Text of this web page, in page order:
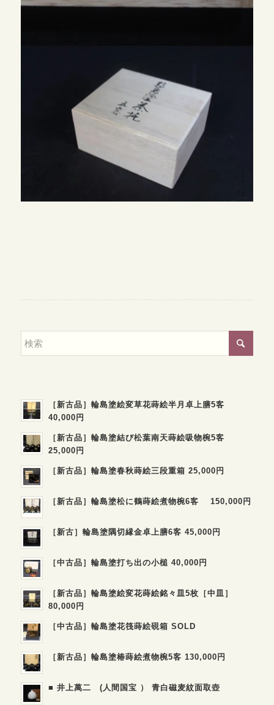
［新古品］輪島塗絵変草花蒔絵半月卓上膳5客
40,000円
［新古品］輪島塗結び松葉南天蒔絵吸物椀5客
25,000円
［新古品］輪島塗春秋蒔絵三段重箱 25,000円
［新古品］輪島塗松に鶴蒔絵煮物椀6客 150,000円
［新古］輪島塗隅切縁金卓上膳6客 45,000円
［中古品］輪島塗打ち出の小槌 40,000円
［新古品］輪島塗絵変花蒔絵銘々皿5枚［中皿］
80,000円
［中古品］輪島塗花筏蒔絵硯箱 SOLD
［新古品］輪島塗椿蒔絵煮物椀5客 130,000円
■ 井上萬二 (人間国宝 ） 青白磁麦紋面取壺